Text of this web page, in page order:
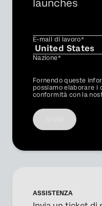
Nome*
launches
E-mail di lavoro*
Nazione*
Privacy
Optin
Fornendo queste
possiamo elaborare
conformità con la
ASSISTENZA